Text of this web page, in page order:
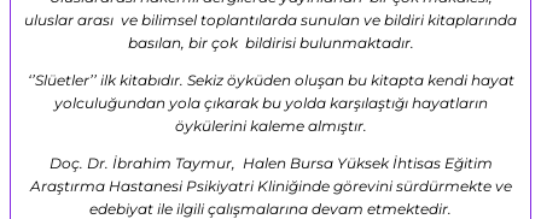
uluslar arası ve bilimsel toplantılarda sunulan ve bildiri kitaplarında
basılan, bir çok bildirisi bulunmaktadır.
‘’Slüetler’’ ilk kitabıdır. Sekiz öyküden oluşan bu kitapta kendi hayat
yolculuğundan yola çıkarak bu yolda karşılaştığı hayatların
öykülerini kaleme almıştır.
Doç. Dr. İbrahim Taymur, Halen Bursa Yüksek İhtisas Eğitim
Araştırma Hastanesi Psikiyatri Kliniğinde görevini sürdürmekte ve
edebiyat ile ilgili çalışmalarına devam etmektedir.